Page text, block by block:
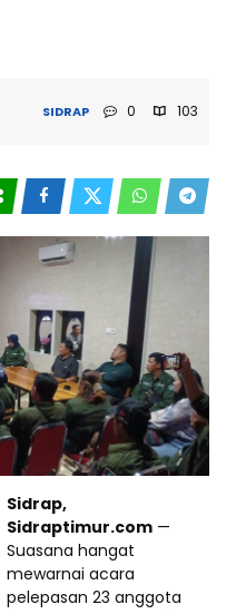
SIDRAP 0 103
Sidrap,
Sidraptimur.com —
Suasana hangat
mewarnai acara
pelepasan 23 anggota